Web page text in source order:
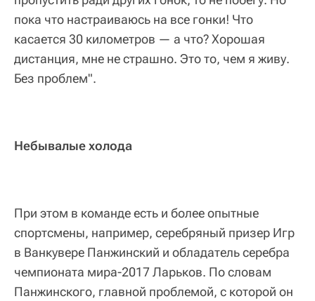
пока что настраиваюсь на все гонки! Что
касается 30 километров — а что? Хорошая
дистанция, мне не страшно. Это то, чем я живу.
Без проблем".
Небывалые холода
При этом в команде есть и более опытные
спортсмены, например, серебряный призер Игр
в Ванкувере Панжинский и обладатель серебра
чемпионата мира-2017 Ларьков. По словам
Панжинского, главной проблемой, с которой он